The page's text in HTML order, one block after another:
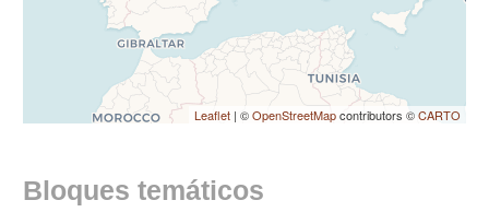
Leaflet | ©OpenStreetMapcontributors ©CARTO
Bloques temáticos